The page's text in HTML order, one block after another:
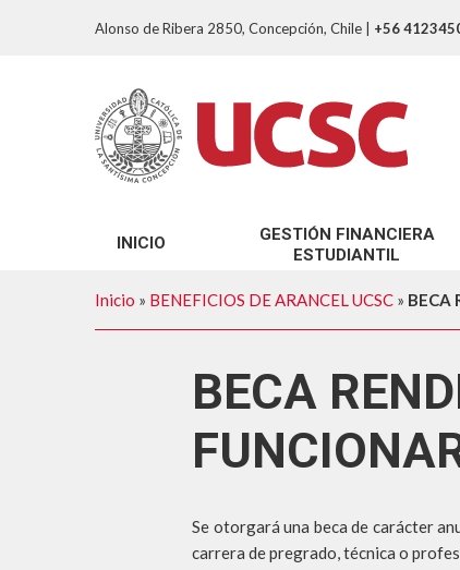
Alonso de Ribera 2850, Concepción, Chile | +56
INICIO
GESTIÓN FINANCIERA
ESTUDIANTIL
SOBRE NOSOTROS
TRÁMITES GFE
Inicio » BENEFICIOS DE ARANCEL UCSC » BECA
BECA
Se otorgará una beca de carácter
carrera de pregrado, técnica o